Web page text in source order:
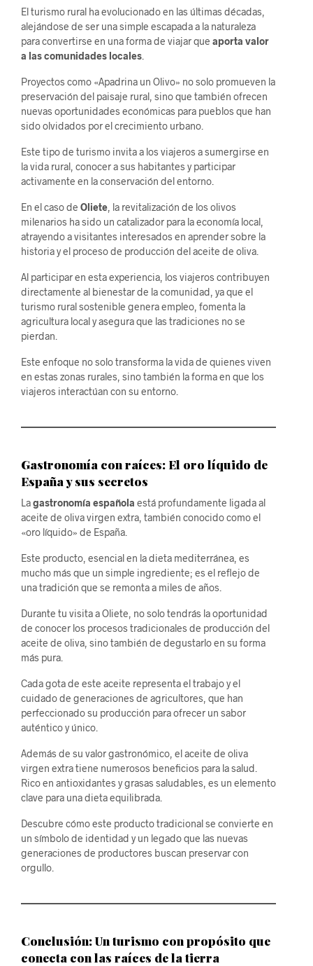
El turismo rural ha evolucionado en las últimas décadas,
alejándose de ser una simple escapada a la naturaleza
para convertirse en una forma de viajar que aporta valor
a las comunidades locales
Proyectos como «Apadrina un Olivo» no solo promueven la
preservación del paisaje rural, sino que también ofrecen
nuevas oportunidades económicas para pueblos que han
sido olvidados por el crecimiento urbano.
Este tipo de turismo invita a los viajeros a sumergirse en
la vida rural, conocer a sus habitantes y participar
activamente en la conservación del entorno.
En el caso de Oliete , la revitalización de los olivos
milenarios ha sido un catalizador para la economía local,
atrayendo a visitantes interesados en aprender sobre la
historia y el proceso de producción del aceite de oliva.
Al participar en esta experiencia, los viajeros contribuyen
directamente al bienestar de la comunidad, ya que el
turismo rural sostenible genera empleo, fomenta la
agricultura local y asegura que las tradiciones no se
pierdan.
Este enfoque no solo transforma la vida de quienes viven
en estas zonas rurales, sino también la forma en que los
viajeros interactúan con su entorno.
Gastronomía con raíces: El oro líquido de
España y sus secretos
Lagastronomía española está profundamente ligada al
aceite de oliva virgen extra, también conocido como el
«oro líquido» de España.
Este producto, esencial en la dieta mediterránea, es
mucho más que un simple ingrediente; es el reflejo de
una tradición que se remonta a miles de años.
Durante tu visita a Oliete, no solo tendrás la oportunidad
de conocer los procesos tradicionales de producción del
aceite de oliva, sino también de degustarlo en su forma
más pura.
Cada gota de este aceite representa el trabajo y el
cuidado de generaciones de agricultores, que han
perfeccionado su producción para ofrecer un sabor
auténtico y único.
Además de su valor gastronómico, el aceite de oliva
virgen extra tiene numerosos beneficios para la salud.
Rico en antioxidantes y grasas saludables, es un elemento
clave para una dieta equilibrada.
Descubre cómo este producto tradicional se convierte en
un símbolo de identidad y un legado que las nuevas
generaciones de productores buscan preservar con
orgullo.
Conclusión: Un turismo con propósito que
conecta con las raíces de la tierra